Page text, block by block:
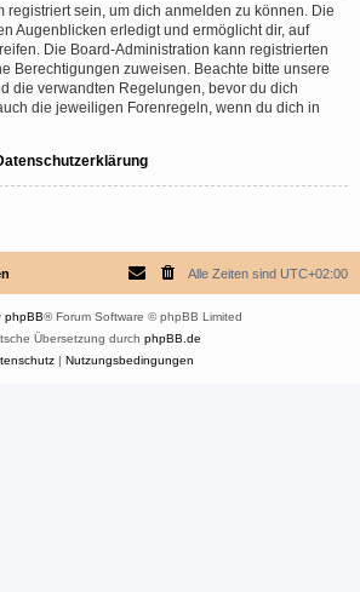
registriert sein, um dich anmelden zu können. Die
Augenblicken erledigt und ermöglicht dir, auf
Die Board-Administration kann registrierten
Berechtigungen zuweisen. Beachte bitte unsere
die verwandten Regelungen, bevor du dich
die jeweiligen Forenregeln, wenn du dich in
Alle Zeiten sind UTC+02:00
phpBB® Forum Software © phpBB Limited
Übersetzung durch phpBB.de
| Nutzungsbedingungen